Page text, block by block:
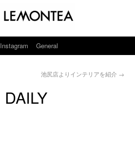
Instagram General
池尻店よりインテリアを紹介 →
DAILY